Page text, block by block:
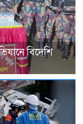
বিদেশি